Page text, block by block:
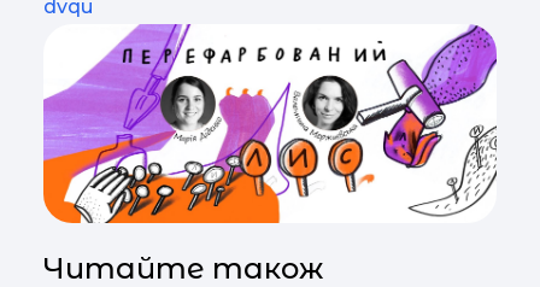
dvqu
Читайте також